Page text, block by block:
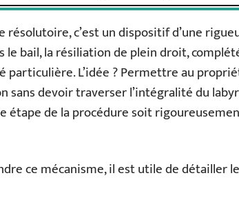
résolutoire, c’est un dispositif d’une
le bail, la résiliation de plein droit,
particulière. L’idée ? Permettre au
sans devoir traverser l’intégralité du
étape de la procédure soit
ce mécanisme, il est utile de détailler